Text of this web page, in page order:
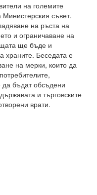
на големите
Министерския съвет.
на ръста на
и ограничаване на
ще бъде и
храните. Беседата е
на мерки, които да
да бъдат обсъдени
и търговските
врати.